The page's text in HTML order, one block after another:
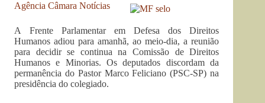
Agência Câmara Notícias
A Frente Parlamentar em Defesa dos Direitos
Humanos adiou para amanhã, ao meio-dia, a reunião
para decidir se continua na Comissão de Direitos
Humanos e Minorias. Os deputados discordam da
permanência do Pastor Marco Feliciano (PSC-SP) na
presidência do colegiado.